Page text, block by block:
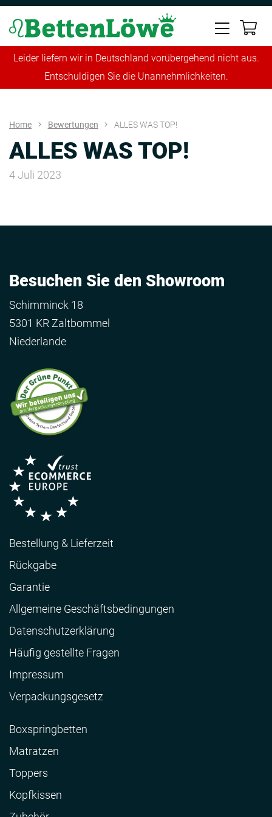
Leider liefern wir in Deutschland vorübergehend nicht aus.
Entschuldigen Sie die Unannehmlichkeiten.
Home Bewertungen ALLES WAS TOP!
ALLES WAS TOP!
4 Juli 2023
Besuchen Sie den Showroom
Schimminck 18
5301 KR Zaltbommel
Niederlande
Bestellung & Lieferzeit
Rückgabe
Garantie
Allgemeine Geschäftsbedingungen
Datenschutzerklärung
Häufig gestellte Fragen
Impressum
Verpackungsgesetz
Boxspringbetten
Matratzen
Toppers
Kopfkissen